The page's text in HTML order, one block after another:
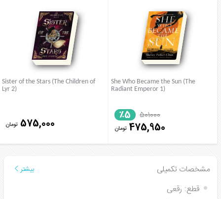
She Who Became the Sun (The
Radiant Emperor 1)
501000
٪5
475,950 تومان
Sister of the Stars (The Children of
Lyr 2)
575,000 تومان
مشخصات تکمیلی بیشتر
قطع: رقعی